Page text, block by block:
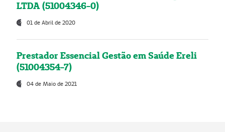
LTDA (51004346-0)
01 de Abril de 2020
Prestador Essencial Gestão em Saúde Ereli
(51004354-7)
04 de Maio de 2021